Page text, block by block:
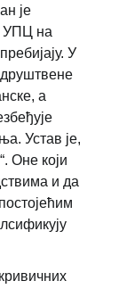
је
УПЦ на
У
друштвене
а
Устав је,
Оне који
и да